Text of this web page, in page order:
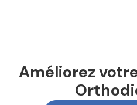
Améliorez